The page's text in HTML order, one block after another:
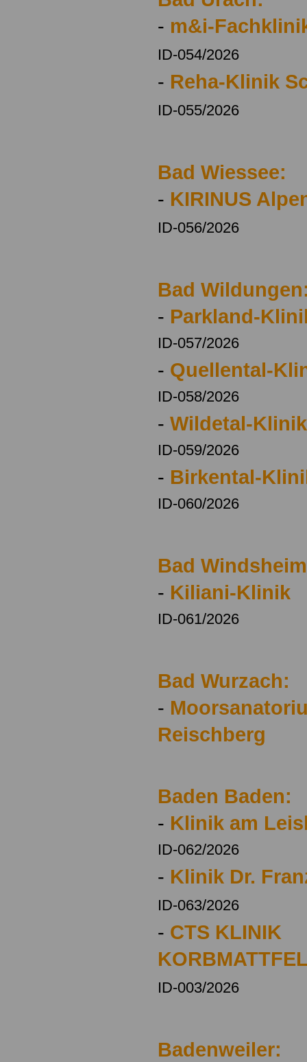
- m&i-
ID-054/2026
- Reha-Klinik
ID-055/2026
Bad Wiessee:
- KIRINUS
ID-056/2026
Bad
- Parkland-
ID-057/2026
- Quellental-
ID-058/2026
- Wildetal-Klinik
ID-059/2026
- Birkental-
ID-060/2026
Bad
- Kiliani-Klinik
ID-061/2026
Bad Wurzach:
-
Reischberg
Baden Baden:
- Klinik am
ID-062/2026
- Klinik Dr.
ID-063/2026
- CTS KLINIK
ID-003/2026
Badenweiler: